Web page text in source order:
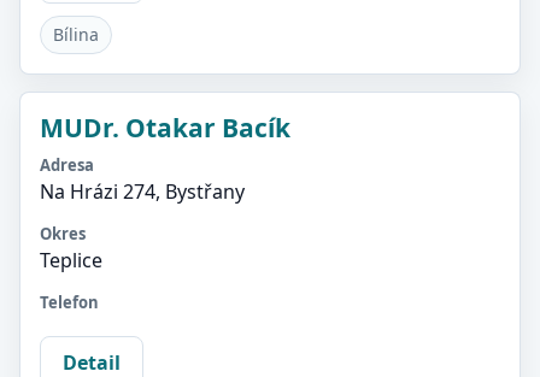
Bílina
MUDr. Otakar Bacík
Adresa
Na Hrázi 274, Bystřany
Okres
Teplice
Telefon
Detail